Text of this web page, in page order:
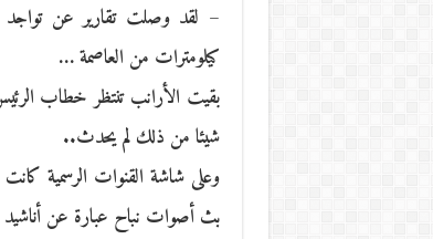
– لقد وصلت تقارير عن تواجد
كيلومترات من العاصمة …
بقيت الأرانب تنتظر خطاب
شيئا من ذلك لم يحدث..
وعلى شاشة القنوات الرسمية كانت
بث أصوات نباح عبارة عن